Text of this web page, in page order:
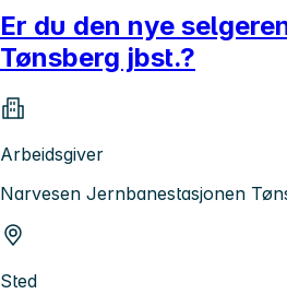
Er du den nye
Tønsberg jbst.?
Arbeidsgiver
Narvesen Jernbanestasjonen
Sted